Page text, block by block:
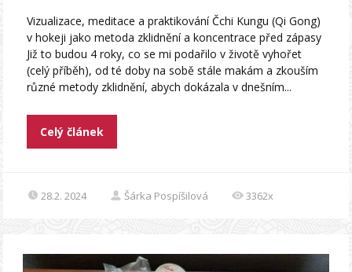
Vizualizace, meditace a praktikování Čchi Kungu (Qi Gong)
v hokeji jako metoda zklidnění a koncentrace před zápasy
Již to budou 4 roky, co se mi podařilo v životě vyhořet
(celý příběh), od té doby na sobě stále makám a zkouším
různé metody zklidnění, abych dokázala v dnešním...
Celý článek
28.2. 2024 Šárka Pospíšilová 3362x